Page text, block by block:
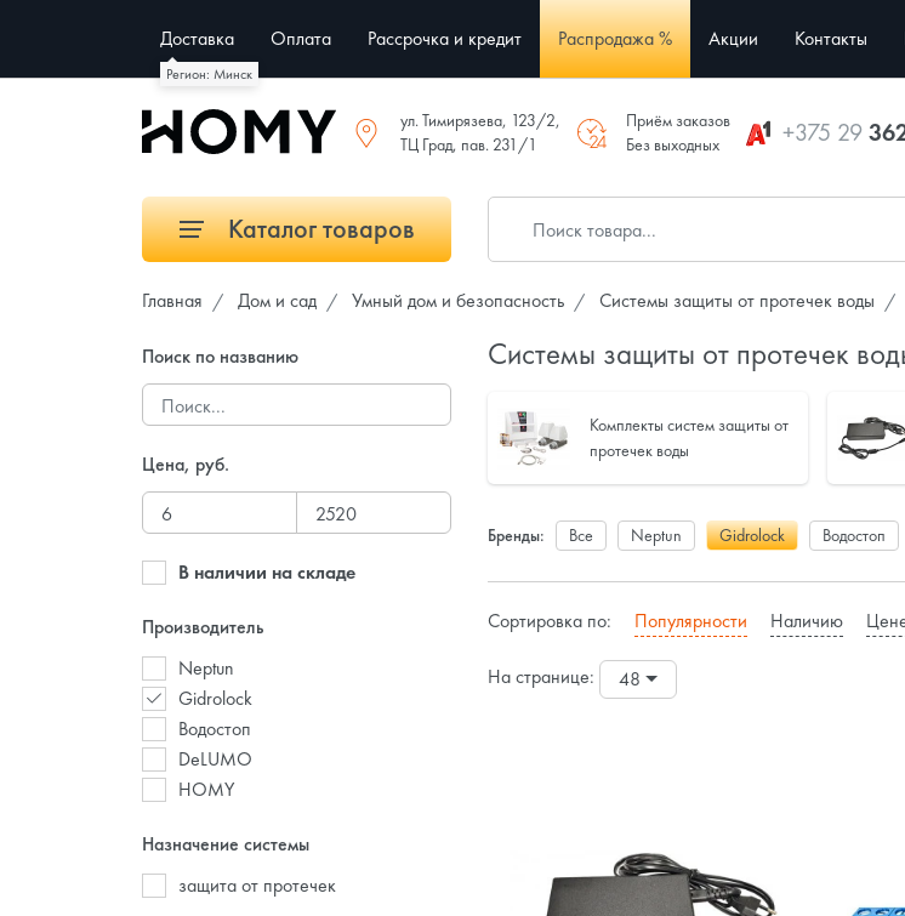
Регион: Минск
Доставка Оплата Рассрочка и кредит Распродажа % Акции Контакты
ул. Тимирязева, 123/2,
ТЦ Град, пав. 231/1
Приём заказов
Без выходных
+375 29
Каталог товаров
Главная Дом и сад Умный дом и безопасность Системы защиты от протечек воды
Поиск по названию
Цена, руб.
В наличии на складе
Производитель
Neptun
Gidrolock
Водостоп
DeLUMO
HOMY
Назначение системы
защита от протечек
Системы защиты от протечек
Комплекты систем защиты от
протечек воды
Бренды: Все Neptun Gidrolock Водостоп
Сортировка по: Популярности Наличию
На странице: 48